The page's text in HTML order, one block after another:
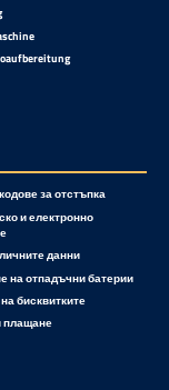
за отстъпка
и електронно
данни
на отпадъчни батерии
бисквитките
плащане